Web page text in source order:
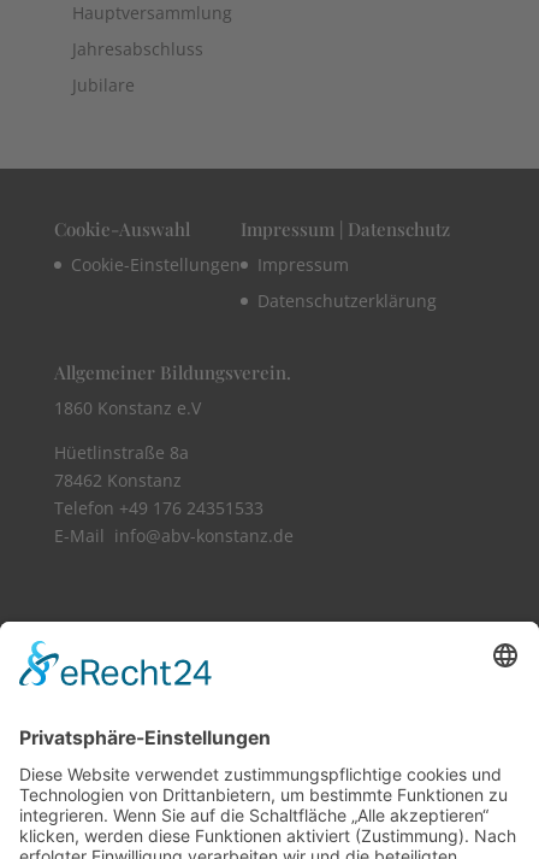
Hauptversammlung
Jahresabschluss
Jubilare
Cookie-Auswahl
Cookie-Einstellungen
Impressum | Datenschutz
Impressum
Datenschutzerklärung
Allgemeiner Bildungsverein.
1860 Konstanz e.V
Hüetlinstraße 8a
78462 Konstanz
Telefon +49 176 24351533​
E-Mail info@abv-konstanz.de
Vollbild